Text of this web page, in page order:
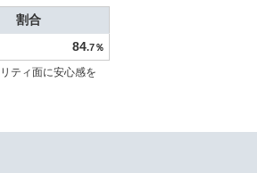
割合
84.7％
ティ面に安心感を